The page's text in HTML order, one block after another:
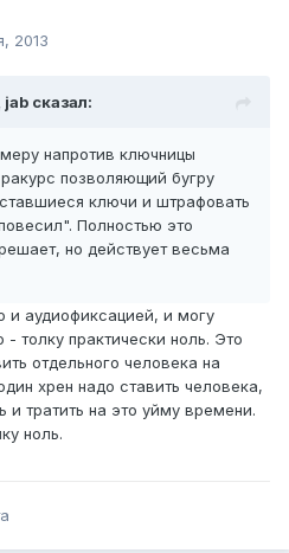
2013
сказал:
напротив ключницы
позволяющий бугру
ключи и штрафовать
Полностью это
но действует весьма
и аудиофиксацией, и могу
- толку практически ноль. Это
отдельного человека на
хрен надо ставить человека,
и тратить на это уйму времени.
ноль.